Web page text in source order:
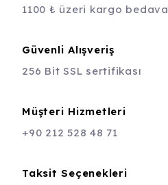
1100 ₺ üzeri kargo bedava
Güvenli Alışveriş
256 Bit SSL sertifikası
Müşteri Hizmetleri
+90 212 528 48 71
Taksit Seçenekleri